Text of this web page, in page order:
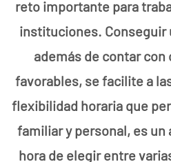
reto importante para
instituciones. Conseguir
además de contar
favorables, se facilite a
flexibilidad horaria que
familiar y personal, es un
hora de elegir entre